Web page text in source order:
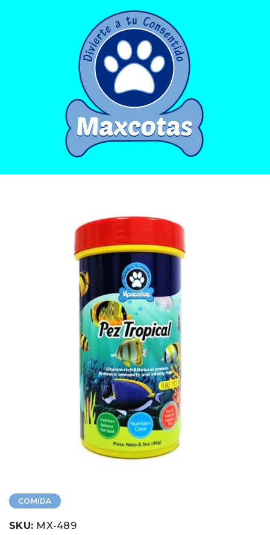
COMIDA
SKU: MX-489